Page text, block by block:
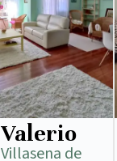
Valerio
Villasena de